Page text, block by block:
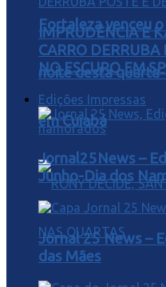
Fortaleza venceu
noite desta
em Cuiabá
IMPRUDÊNCIA E
CARRO
NO ESCURO EM SP
Edições Impressas
Jornal25News –
Junho-Dia dos
Jornal 25 News –
das Mães